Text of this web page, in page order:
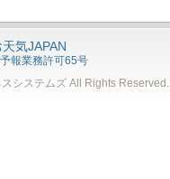
天気JAPAN
報業務許可65号
システムズ All Rights Reserved.